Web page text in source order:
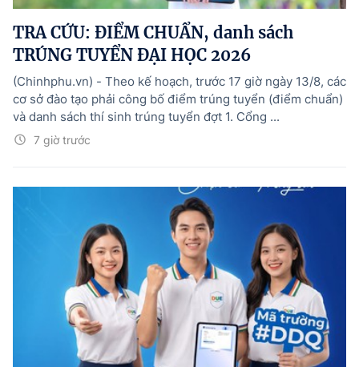
TRA CỨU: ĐIỂM CHUẨN, danh sách
TRÚNG TUYỂN ĐẠI HỌC 2026
7 giờ trước
(Chinhphu.vn) - Theo kế hoạch, trước 17 giờ ngày 13/8, các
cơ sở đào tạo phải công bố điểm trúng tuyển (điểm chuẩn)
và danh sách thí sinh trúng tuyển đợt 1. Cổng ...